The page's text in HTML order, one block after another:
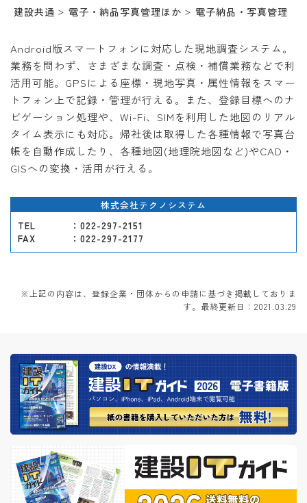
建設共通
電子・納品写真管理ほか 電子納品・写真管理
Android版スマートフォンに対応した現地調査システム。
業務を問わず、さまざまな調査・点検・補償業務などで利
活用可能。GPSによる座標・現地写真・属性情報をスマー
トフォン上で記録・管理が行える。また、登録目標へのナ
ビゲーション処理や、Wi-Fi、SIMを利用した地図のリアル
タイム表示にも対応。帰社後は取得した各種情報で写真台
帳を自動作成したり、各種地図(地理院地図など)やCAD・
GISへの変換・活用が行える。
株式会社テクノシステム
TEL
：022-297-2151
FAX
：022-297-2177
※上記の内容は、登録企業・団体からの申請に基づき掲載しておりま
す。最終更新日：2021.03.29